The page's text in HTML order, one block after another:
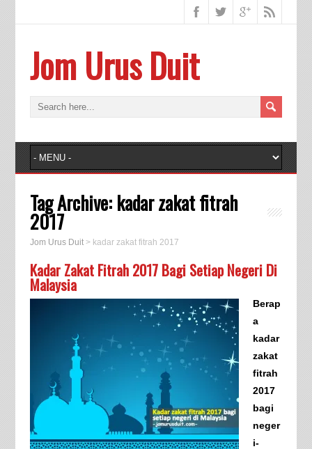
Jom Urus Duit
Tag Archive: kadar zakat fitrah
2017
Jom Urus Duit> kadar zakat fitrah 2017
Kadar Zakat Fitrah 2017 Bagi Setiap Negeri Di
Malaysia
Berap
a
kadar
zakat
fitrah
2017
bagi
neger
i-